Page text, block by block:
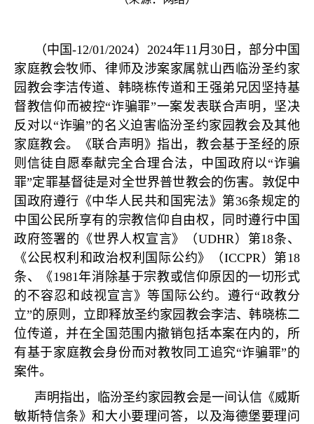
（中国-12/01/2024） 2024年11月 30日，部分中国
家庭教会牧师、律师及涉案家属就山西临汾圣约家
园教会李洁传道、韩晓栋传道和王强弟兄因坚持基
督教信仰而被控“诈骗罪”一案发表联合声明，坚决
反对以“诈骗”的名义迫害临汾圣约家园教会及其他
家庭教会。《联合声明》指出，教会基于圣经的原
则信徒自愿奉献完全合理合法，中国政府以“诈骗
罪”定罪基督徒是对全世界普世教会的伤害。敦促中
国政府遵行《中华人民共和国宪法》第36条规定的
中国公民所享有的宗教信仰自由权，同时遵行中国
政府签署的《世界人权宣言》（UDHR）第18条、
《公民权利和政治权利国际公约》（ICCPR）第18
条、《1981年消除基于宗教或信仰原因的一切形式
的不容忍和歧视宣言》等国际公约。遵行“政教分
立”的原则，立即释放圣约家园教会李洁、韩晓栋二
位传道，并在全国范围内撤销包括本案在内的，所
有基于家庭教会身份而对教牧同工追究“诈骗罪” 的
案件。
声明指出，临汾圣约家园教会是一间认信《威斯
敏斯特信条》和大小要理问答，以及海德堡要理问